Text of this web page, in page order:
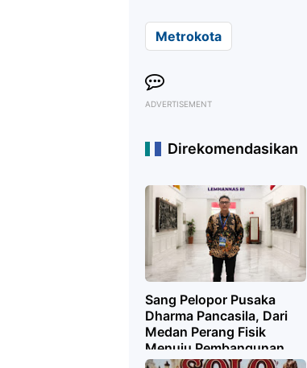
Metrokota
ADVERTISEMENT
Direkomendasikan
Sang Pelopor Pusaka
Dharma Pancasila, Dari
Medan Perang Fisik
Menuju Pembangunan
Kualitas Manusia